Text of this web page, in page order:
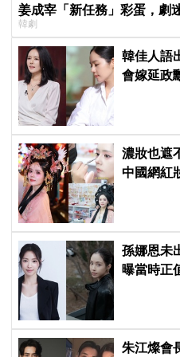
姜成宰「新任務」彩蛋，劇
韓劇
韓佳人語
會嫁延政
濃妝也遮
中國網紅
孫娜恩未
曝當時正
朱江燦會